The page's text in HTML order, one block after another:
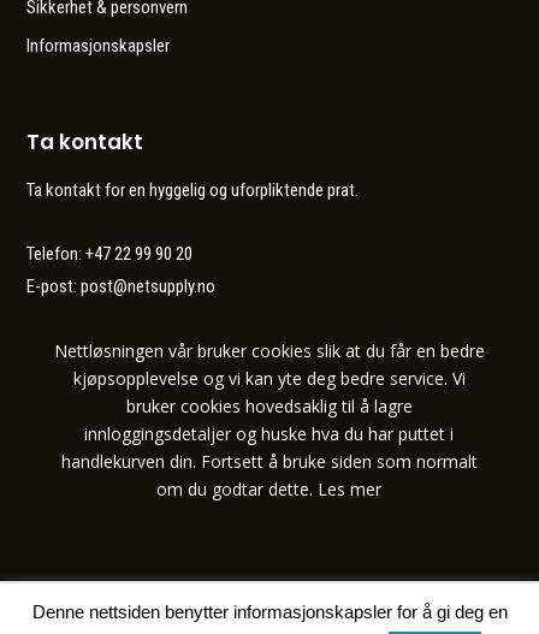
Sikkerhet & personvern
Informasjonskapsler
Ta kontakt
Ta kontakt for en hyggelig og uforpliktende prat.
Telefon: +47 22 99 90 20
E-post:post@netsupply.no
Nettløsningen vår bruker cookies slik at du får en bedre
kjøpsopplevelse og vi kan yte deg bedre service. Vi
bruker cookies hovedsaklig til å lagre
innloggingsdetaljer og huske hva du har puttet i
handlekurven din. Fortsett å bruke siden som normalt
om du godtar dette. Les mer
Denne nettsiden benytter informasjonskapsler for å gi deg en